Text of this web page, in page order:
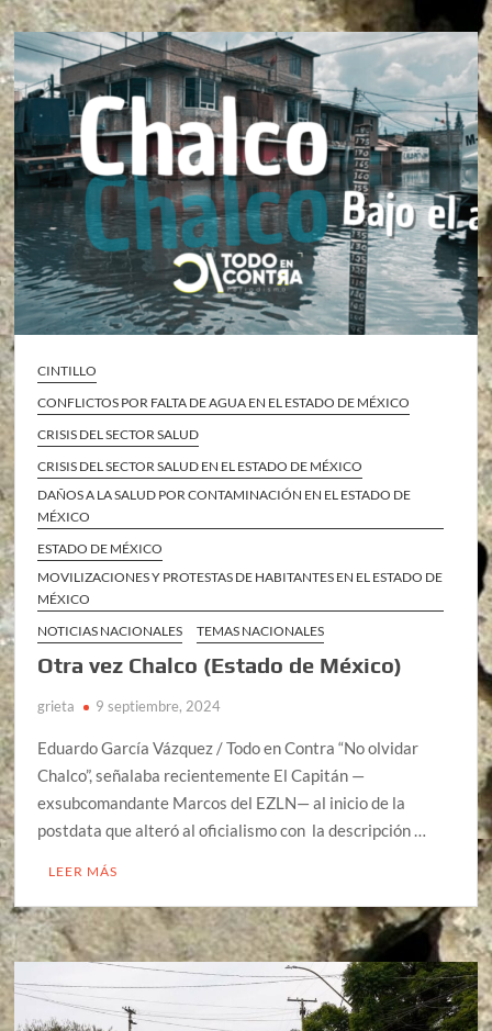
CINTILLO
CONFLICTOS POR FALTA DE AGUA EN EL ESTADO DE MÉXICO
CRISIS DEL SECTOR SALUD
CRISIS DEL SECTOR SALUD EN EL ESTADO DE MÉXICO
DAÑOS A LA SALUD POR CONTAMINACIÓN EN EL ESTADO DE
MÉXICO
ESTADO DE MÉXICO
MOVILIZACIONES Y PROTESTAS DE HABITANTES EN EL ESTADO DE
MÉXICO
NOTICIAS NACIONALES
TEMAS NACIONALES
Otra vez Chalco (Estado de México)
grieta 9 septiembre, 2024
Eduardo García Vázquez / Todo en Contra “No olvidar
Chalco”, señalaba recientemente El Capitán —
exsubcomandante Marcos del EZLN— al inicio de la
postdata que alteró al oficialismo con la descripción …
LEER MÁS